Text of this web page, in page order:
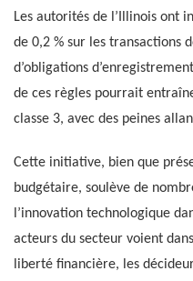
Les autorités de l’Illinois ont
de 0,2 % sur les transactions
d’obligations
de ces règles pourrait
classe 3, avec des peines
Cette initiative, bien que
budgétaire, soulève de
l’innovation technologique
acteurs du secteur voient
liberté financière, les